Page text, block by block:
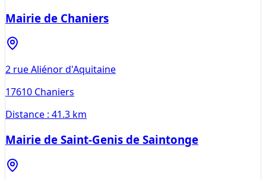
Mairie de Chaniers
2 rue Aliénor d'Aquitaine
17610 Chaniers
Distance : 41.3 km
Mairie de Saint-Genis de Saintonge